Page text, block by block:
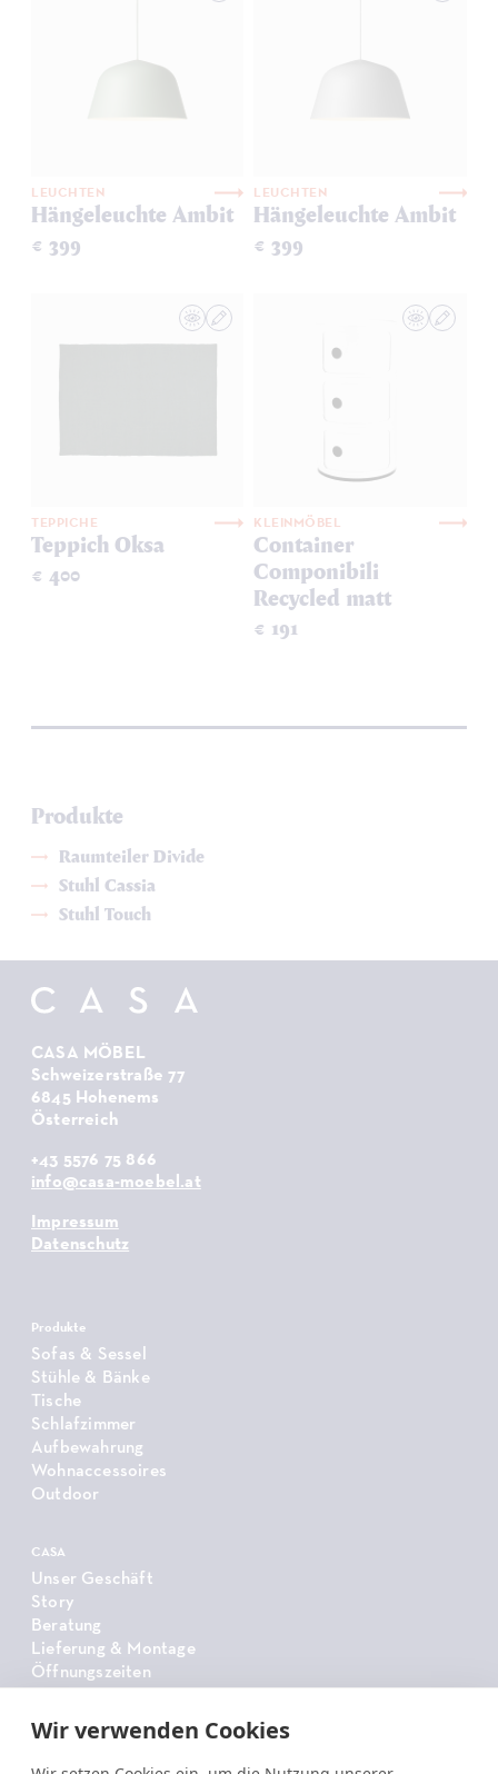
Wir verwenden Cookies
LEUCHTEN
Hängeleuchte Ambit
€ 399
LEUCHTEN
Hängeleuchte Ambit
€ 399
TEPPICHE
Teppich Oksa
€ 400
KLEINMÖBEL
Container
Componibili
Recycled matt
€ 191
Produkte
Raumteiler Divide
Stuhl Cassia
Stuhl Touch
CASA MÖBEL
Schweizerstraße 77
6845 Hohenems
Österreich
+43 5576 75 866
info@casa-moebel.at
Impressum
Datenschutz
Produkte
Sofas & Sessel
Stühle & Bänke
Tische
Schlafzimmer
Aufbewahrung
Wohnaccessoires
Outdoor
CASA
Unser Geschäft
Story
Beratung
Lieferung & Montage
Öffnungszeiten
CASA